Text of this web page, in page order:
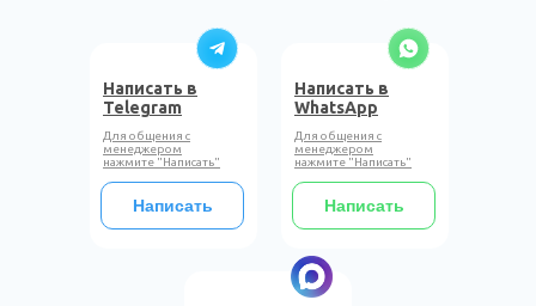
Написать в
WhatsApp
Для общения с
менеджером
нажмите "Написать"
Написать
Написать в
Telegram
Для общения с
менеджером
нажмите "Написать"
Написать